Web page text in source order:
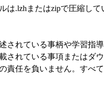
.lzhまたはzipで圧縮して
されている事柄や学習指
されている事項またはダ
責任を負いません。すべ